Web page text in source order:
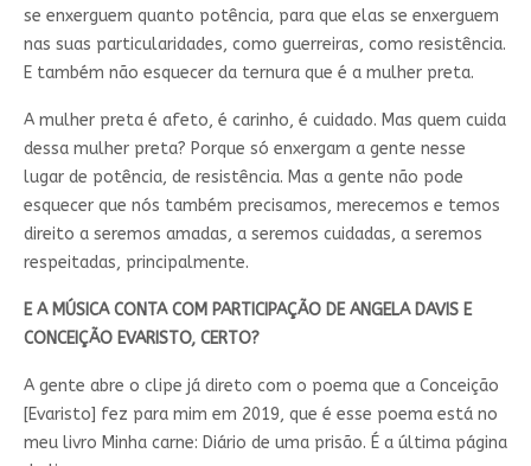
se enxerguem quanto potência, para que elas se enxerguem
nas suas particularidades, como guerreiras, como resistência.
E também não esquecer da ternura que é a mulher preta.
A mulher preta é afeto, é carinho, é cuidado. Mas quem cuida
dessa mulher preta? Porque só enxergam a gente nesse
lugar de potência, de resistência. Mas a gente não pode
esquecer que nós também precisamos, merecemos e temos
direito a seremos amadas, a seremos cuidadas, a seremos
respeitadas, principalmente.
E A MÚSICA CONTA COM PARTICIPAÇÃO DE ANGELA DAVIS E
CONCEIÇÃO EVARISTO, CERTO?
A gente abre o clipe já direto com o poema que a Conceição
[Evaristo] fez para mim em 2019, que é esse poema está no
meu livro Minha carne: Diário de uma prisão. É a última página